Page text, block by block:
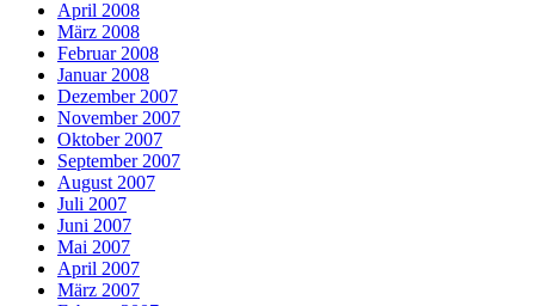
April 2008
März 2008
Februar 2008
Januar 2008
Dezember 2007
November 2007
Oktober 2007
September 2007
August 2007
Juli 2007
Juni 2007
Mai 2007
April 2007
März 2007